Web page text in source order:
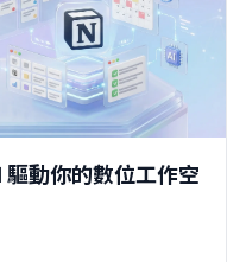
動你的數位工作空